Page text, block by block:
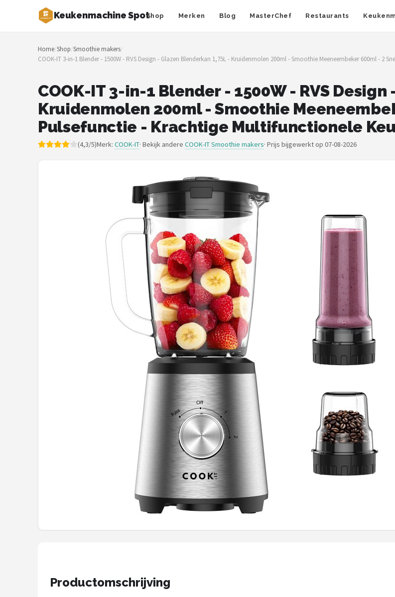
Keukenmachine SpotShop Merken Blog MasterChef Restaurants
Zoeken
NAVIGATIE
Merken
MasterChef
Home/Shop/Smoothie makers/
COOK-IT 3-in-1 Blender - 1500W - RVS Design - Glazen Blenderkan 1,75L - Kruidenmolen 200ml - Smoothie Meeneembeker 600ml - 2
COOK-IT 3-in-1 Blender - 1500W - RVS
Kruidenmolen 200ml - Smoothie
Pulsefunctie - Krachtige Multifunctionele
(4,3/5)Merk: COOK-IT· Bekijk andere COOK-IT Smoothie makers· Prijs bijgewerkt op 07-08-2026
Productomschrijving